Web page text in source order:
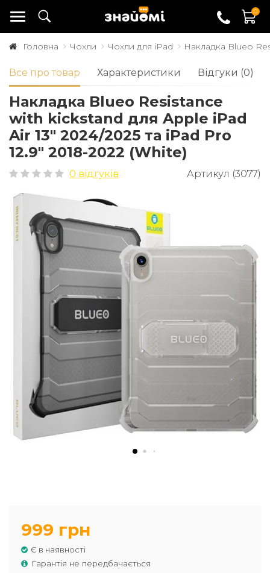
0
Головна Чохли Чохли для iPad Накладка Blueo
Все про товар Характеристики Відгуки (0)
Накладка Blueo Resistance
with kickstand для Apple iPad
Air 13" 2024/2025 та iPad Pro
12.9" 2018-2022 (White)
0 відгуків Артикул (3077)
999 грн
Є в наявності
Гарантія не передбачається